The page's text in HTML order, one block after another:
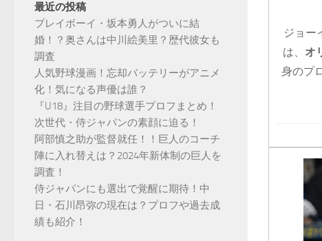
ジョー
は、 オ
身のプ
最近の投稿
プレイボーイ・坂本勇人がついに結
婚！？奥さんは中川絵美里？歴代彼女も
調査
人気野球漫画！忘却バッテリーがアニメ
化！気になる声優は誰？
『U18』注目の野球選手プロフまとめ！
次世代・侍ジャパンの素顔に迫る！
阿部慎之助が監督就任！！巨人のコーチ
陣に入れ替えは？2024年新体制の巨人を
調査！
侍ジャパンにも選出で覚醒に期待！中
日・石川昂弥の現在は？プロフや過去成
績も紹介！